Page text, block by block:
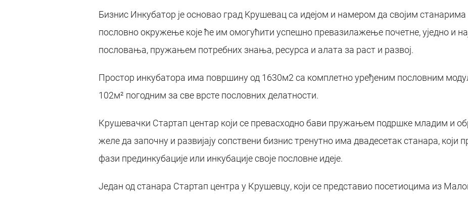
Бизнис Инкубатор је основао град Kрушевац са идејом и намером да својим
пословно окружење које ће им омогућити успешно превазилажење почетне, уједно и
пословања, пружањем потребних знања, ресурса и алата за раст и развој.
Простор инкубатора има површину од 1630м2 са комплетно уређеним пословним
102м² погодним за све врсте пословних делатности.
Крушевачки Стартап центар који се превасходно бави пружањем подршке младим и
желе да започну и развијају сопствени бизнис тренутно има двадесетак станара, који
фази прединкубације или инкубације своје пословне идеје.
Један од станара Стартап центра у Крушевцу, који се представио посетиоцима из